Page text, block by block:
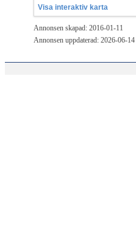
Visa interaktiv karta
Annonsen skapad: 2016-01-11
Annonsen uppdaterad: 2026-06-14